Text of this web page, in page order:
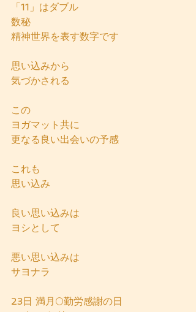
「11」はダブル
数秘
精神世界を表す数字です
思い込みから
気づかされる
この
ヨガマット共に
更なる良い出会いの予感
これも
思い込み
良い思い込みは
ヨシとして
悪い思い込みは
サヨナラ
23日 満月🌕勤労感謝の日